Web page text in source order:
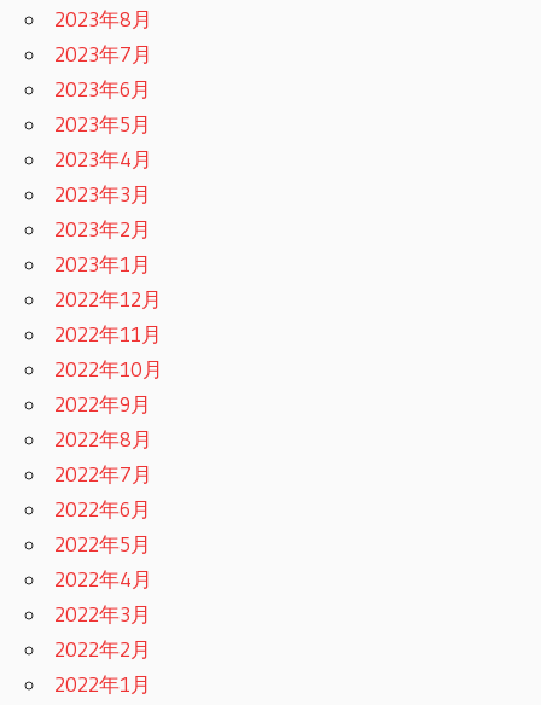
2023年8月
2023年7月
2023年6月
2023年5月
2023年4月
2023年3月
2023年2月
2023年1月
2022年12月
2022年11月
2022年10月
2022年9月
2022年8月
2022年7月
2022年6月
2022年5月
2022年4月
2022年3月
2022年2月
2022年1月